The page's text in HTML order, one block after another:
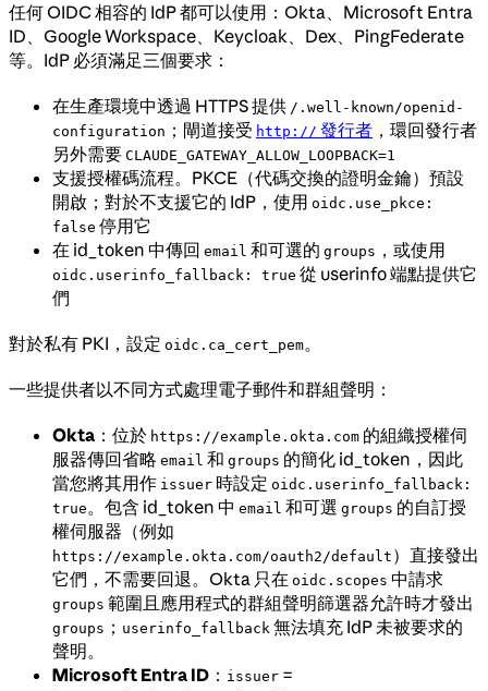
任何 OIDC 相容的 IdP 都可以使用：Okta、Microsoft Entra
ID、Google Workspace、Keycloak、Dex、PingFederate
等。IdP 必須滿足三個要求：
在生產環境中透過 HTTPS 提供 /.well-known/openid-
configuration ；閘道接受 http:// 發行者 ，環回發行者
另外需要 CLAUDE_GATEWAY_ALLOW_LOOPBACK=1
支援授權碼流程。PKCE（代碼交換的證明金鑰）預設
開啟；對於不支援它的 IdP，使用 oidc.use_pkce:
false 停用它
在 id_token 中傳回 email 和可選的 groups ，或使用
oidc.userinfo_fallback: true 從 userinfo 端點提供它
們
對於私有 PKI，設定 oidc.ca_cert_pem。
一些提供者以不同方式處理電子郵件和群組聲明：
Okta ：位於 https://example.okta.com 的組織授權伺
服器傳回省略 email 和 groups 的簡化 id_token，因此
當您將其用作 issuer 時設定 oidc.userinfo_fallback:
true。包含 id_token 中 email 和可選 groups 的自訂授
權伺服器（例如
https://example.okta.com/oauth2/default ）直接發出
它們，不需要回退。Okta 只在 oidc.scopes 中請求
groups 範圍且應用程式的群組聲明篩選器允許時才發出
groups ； userinfo_fallback 無法填充 IdP 未被要求的
聲明。
Microsoft Entra ID ： issuer =